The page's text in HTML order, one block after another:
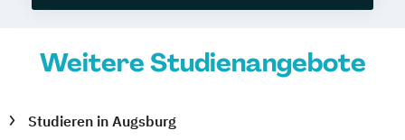
Weitere Studienangebote
Studieren in Augsburg